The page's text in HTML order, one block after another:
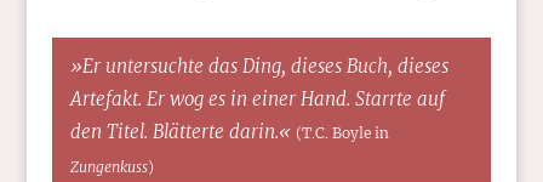
»Er untersuchte das Ding, dieses Buch, dieses
Artefakt. Er wog es in einer Hand. Starrte auf
den Titel. Blätterte darin.« (T.C. Boyle in
Zungenkuss)